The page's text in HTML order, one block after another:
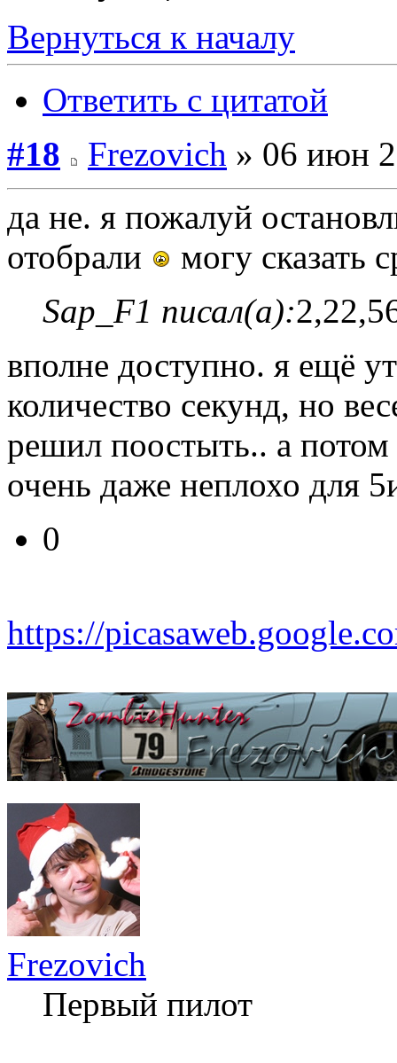
Вернуться к началу
Ответить с цитатой
#18
Frezovich » 06 июн
да не. я пожалуй
отобрали
могу сказать
Sap_F1 писал(а):
вполне доступно. я ещё
количество секунд, но
решил поостыть.. а
очень даже неплохо для
0
https://
Frezovich
Первый пилот